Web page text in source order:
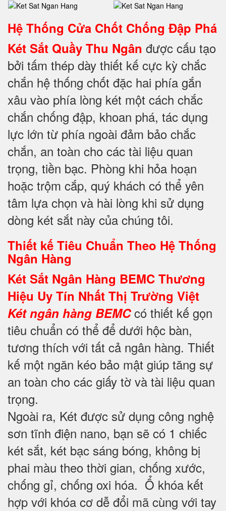
Hệ Thống Cửa Chốt Chống Đập Phá
Két Sắt Quầy Thu Ngân được cấu tạo
bởi tấm thép dày thiết kế cực kỳ chắc
chắn hệ thống chốt đặc hai phía gắn
xâu vào phía lòng két một cách chắc
chắn chống đập, khoan phá, tác dụng
lực lớn từ phía ngoài đảm bảo chắc
chắn, an toàn cho các tài liệu quan
trọng, tiền bạc. Phòng khi hỏa hoạn
hoặc trộm cắp, quý khách có thể yên
tâm lựa chọn và hài lòng khi sử dụng
dòng két sắt này của chúng tôi.
Thiết kế Tiêu Chuẩn Theo Hệ Thống
Ngân Hàng
Két Sắt Ngân Hàng BEMC Thương
Hiệu Uy Tín Nhất Thị Trường Việt
Két ngân hàng BEMCcó thiết kế gọn
tiêu chuẩn có thể để dưới hộc bàn,
tương thích với tất cả ngân hàng. Thiết
kế một ngăn kéo bảo mật giúp tăng sự
an toàn cho các giấy tờ và tài liệu quan
trọng.
Ngoài ra, Két được sử dụng công nghệ
sơn tĩnh điện nano, bạn sẽ có 1 chiếc
két sắt, két bạc sáng bóng, không bị
phai màu theo thời gian, chống xước,
chống gỉ, chống oxi hóa. Ổ khóa kết
hợp với khóa cơ dễ đổi mã cùng với tay